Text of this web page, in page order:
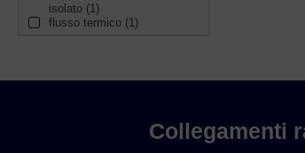
isolato (1)
flusso termico (1)
Collegamenti